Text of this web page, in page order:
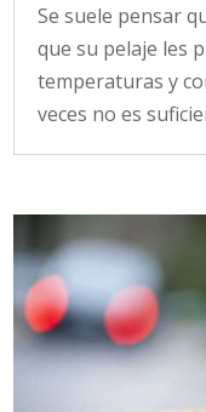
Se suele pensar
que su pelaje les
temperaturas y
veces no es